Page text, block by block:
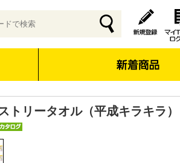
トリータオル（平成キラキラ）